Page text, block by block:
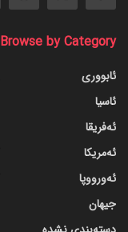
Browse by Category
ئابووری
ئاسیا
ئەفریقا
ئەمریکا
ئەورووپا
جیهان